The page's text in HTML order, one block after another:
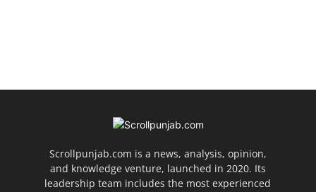
Scrollpunjab.com is a news, analysis, opinion,
and knowledge venture, launched in 2020. Its
leadership team includes the most experienced